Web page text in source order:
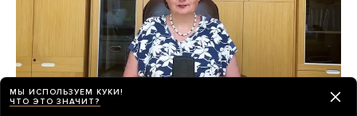
МЫ ИСПОЛЬЗУЕМ КУКИ!
ЧТО ЭТО ЗНАЧИТ?